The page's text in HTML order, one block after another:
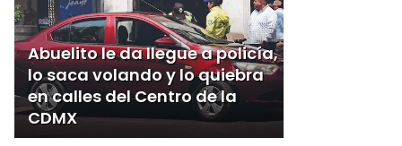
Abuelito le da llegue a policía,
lo saca volando y lo quiebra
en calles del Centro de la
CDMX